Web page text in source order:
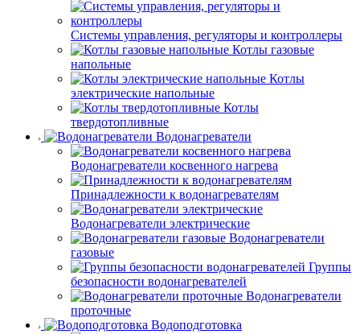
Системы управления, регуляторы и контроллеры
Котлы газовые
напольные
Котлы
электрические напольные
Котлы
твердотопливные
Водонагреватели
Водонагреватели косвенного нагрева
Принадлежности к водонагревателям
Водонагреватели электрические
Водонагреватели
газовые
Группы
безопасности водонагревателей
Водонагреватели
проточные
Водоподготовка